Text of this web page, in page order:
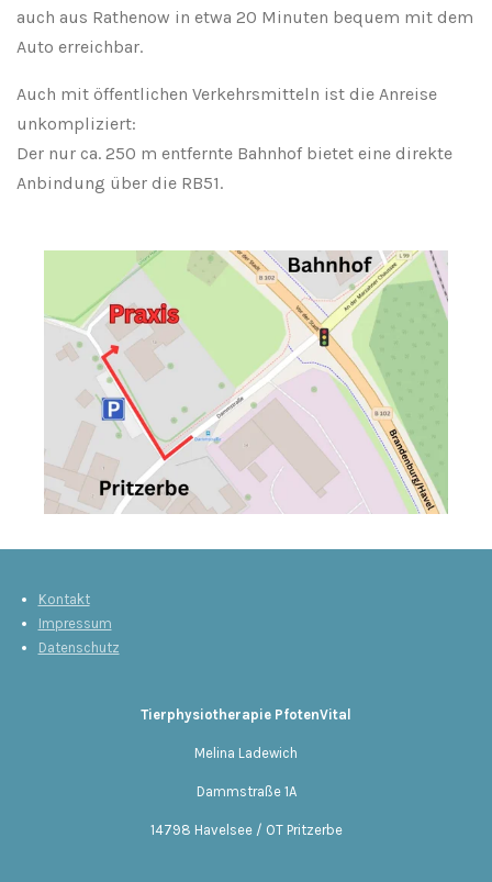
auch aus Rathenow in etwa 20 Minuten bequem mit dem
Auto erreichbar.
Auch mit öffentlichen Verkehrsmitteln ist die Anreise
unkompliziert:
Der nur ca. 250 m entfernte Bahnhof bietet eine direkte
Anbindung über die RB51.
Kontakt
Impressum
Datenschutz
Tierphysiotherapie PfotenVital
Melina Ladewich
Dammstraße 1A
14798 Havelsee / OT Pritzerbe